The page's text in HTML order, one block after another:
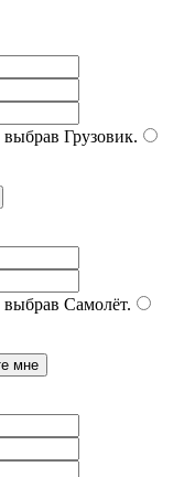
выбрав Грузовик.
выбрав Самолёт.